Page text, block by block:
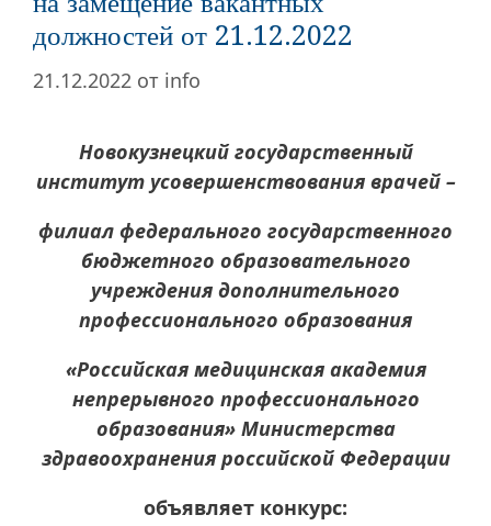
должностей от 21.12.2022
21.12.2022 от info
Новокузнецкий государственный
институт усовершенствования врачей –
филиал федерального государственного
бюджетного образовательного
учреждения дополнительного
профессионального образования
«Российская медицинская академия
непрерывного профессионального
образования» Министерства
здравоохранения российской Федерации
объявляет конкурс: